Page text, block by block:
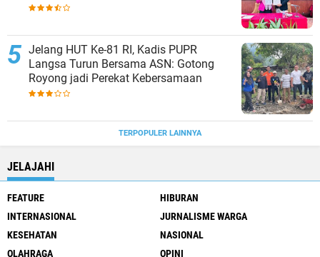
Jelang HUT Ke-81 RI, Kadis PUPR
Langsa Turun Bersama ASN: Gotong
Royong jadi Perekat Kebersamaan
TERPOPULER LAINNYA
JELAJAHI
FEATURE
HIBURAN
INTERNASIONAL
JURNALISME WARGA
KESEHATAN
NASIONAL
OLAHRAGA
OPINI